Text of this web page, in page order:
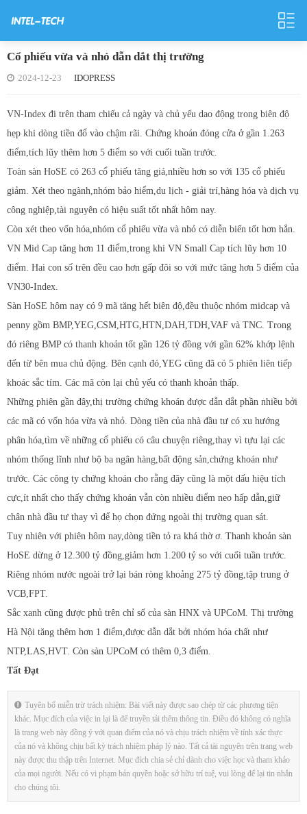
Cổ phiếu vừa và nhỏ dẫn dắt thị trường
2024-12-23 IDOPRESS
VN-Index đi trên tham chiếu cả ngày và chủ yếu dao động trong biên độ
hẹp khi dòng tiền đổ vào chậm rãi. Chứng khoán đóng cửa ở gần 1.263
điểm,tích lũy thêm hơn 5 điểm so với cuối tuần trước.
Toàn sàn HoSE có 263 cổ phiếu tăng giá,nhiều hơn so với 135 cổ phiếu
giảm. Xét theo ngành,nhóm bảo hiểm,du lịch - giải trí,hàng hóa và dịch vụ
công nghiệp,tài nguyên có hiệu suất tốt nhất hôm nay.
Còn xét theo vốn hóa,nhóm cổ phiếu vừa và nhỏ có diễn biến tốt hơn hẳn.
VN Mid Cap tăng hơn 11 điểm,trong khi VN Small Cap tích lũy hơn 10
điểm. Hai con số trên đều cao hơn gấp đôi so với mức tăng hơn 5 điểm của
VN30-Index.
Sàn HoSE hôm nay có 9 mã tăng hết biên độ,đều thuộc nhóm midcap và
penny gồm BMP,YEG,CSM,HTG,HTN,DAH,TDH,VAF và TNC. Trong
đó riêng BMP có thanh khoản tốt gần 126 tỷ đồng với gần 62% khớp lệnh
đến từ bên mua chủ động. Bên cạnh đó,YEG cũng đã có 5 phiên liên tiếp
khoác sắc tím. Các mã còn lại chủ yếu có thanh khoản thấp.
Những phiên gần đây,thị trường chứng khoán được dẫn dắt phần nhiều bởi
các mã có vốn hóa vừa và nhỏ. Dòng tiền của nhà đầu tư có xu hướng
phân hóa,tìm về những cổ phiếu có câu chuyện riêng,thay vì tựu lại các
nhóm thống lĩnh như bộ ba ngân hàng,bất động sản,chứng khoán như
trước. Các công ty chứng khoán cho rằng đây cũng là một dấu hiệu tích
cực,ít nhất cho thấy chứng khoán vẫn còn nhiều điểm neo hấp dẫn,giữ
chân nhà đầu tư thay vì để họ chọn đứng ngoài thị trường quan sát.
Tuy nhiên với phiên hôm nay,dòng tiền tỏ ra khá thờ ơ. Thanh khoản sàn
HoSE dừng ở 12.300 tỷ đồng,giảm hơn 1.200 tỷ so với cuối tuần trước.
Riêng nhóm nước ngoài trở lại bán ròng khoảng 275 tỷ đồng,tập trung ở
VCB,FPT.
Sắc xanh cũng được phủ trên chỉ số của sàn HNX và UPCoM. Thị trường
Hà Nội tăng thêm hơn 1 điểm,được dẫn dắt bởi nhóm hóa chất như
NTP,LAS,HVT. Còn sàn UPCoM có thêm 0,3 điểm.
Tất Đạt
Tuyên bố miễn trừ trách nhiệm: Bài viết này được sao chép từ các phương tiện
khác. Mục đích của việc in lại là để truyền tải thêm thông tin. Điều đó không có nghĩa
là trang web này đồng ý với quan điểm của nó và chịu trách nhiệm về tính xác thực
của nó và không chịu bất kỳ trách nhiệm pháp lý nào. Tất cả tài nguyên trên trang web
này được thu thập trên Internet. Mục đích chia sẻ chỉ dành cho việc học và tham khảo
của mọi người. Nếu có vi phạm bản quyền hoặc sở hữu trí tuệ, vui lòng để lại tin nhắn
cho chúng tôi.